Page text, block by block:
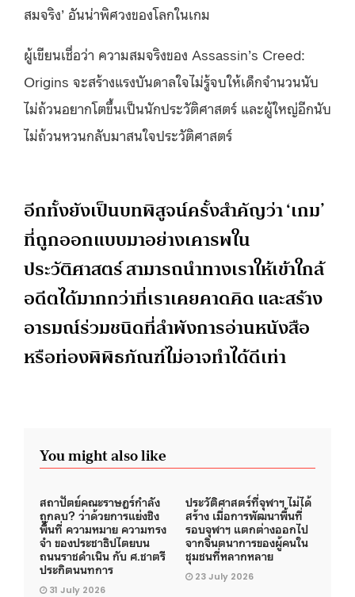
สมจริง’ อันน่าพิศวงของโลกในเกม
ผู้เขียนเชื่อว่า ความสมจริงของ Assassin’s Creed:
Origins จะสร้างแรงบันดาลใจไม่รู้จบให้เด็กจำนวนนับ
ไม่ถ้วนอยากโตขึ้นเป็นนักประวัติศาสตร์ และผู้ใหญ่อีกนับ
ไม่ถ้วนหวนกลับมาสนใจประวัติศาสตร์
อีกทั้งยังเป็นบทพิสูจน์ครั้งสำคัญว่า ‘เกม’
ที่ถูกออกแบบมาอย่างเคารพใน
ประวัติศาสตร์ สามารถนำทางเราให้เข้าใกล้
อดีตได้มากกว่าที่เราเคยคาดคิด และสร้าง
อารมณ์ร่วมชนิดที่ลำพังการอ่านหนังสือ
หรือท่องพิพิธภัณฑ์ไม่อาจทำได้ดีเท่า
You might also like
สถาปัตย์คณะราษฎร์กำลัง
ถูกลบ? ว่าด้วยการแย่งชิง
พื้นที่ ความหมาย ความทรง
จำ ของประชาธิปไตยบน
ถนนราชดำเนิน กับ ศ.ชาตรี
ประกิตนนทการ
31 July 2026
ประวัติศาสตร์ที่จุฬาฯ​ ไม่ได้
สร้าง เมื่อการพัฒนาพื้นที่
รอบจุฬาฯ แตกต่างออกไป
จากจินตนาการของผู้คนใน
ชุมชนที่หลากหลาย
23 July 2026